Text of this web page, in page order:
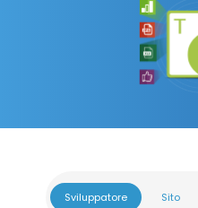
Sviluppatore Sito